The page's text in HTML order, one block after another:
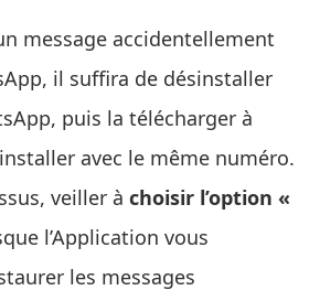
message accidentellement
il suffira de désinstaller
puis la télécharger à
avec le même numéro.
veiller à choisir l’option «
l’Application vous
les messages